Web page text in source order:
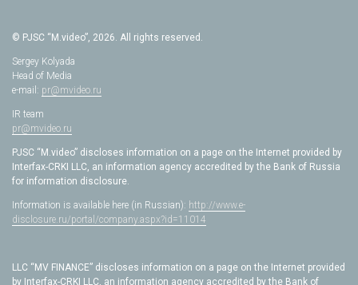
© PJSC “M.video”, 2026. All rights reserved.
Sergey Kolyada
Head of Media
e-mail: pr@mvideo.ru
IR team
pr@mvideo.ru
PJSC “M.video” discloses information on a page on the Internet provided by
Interfax-CRKI LLC, an information agency accredited by the Bank of Russia
for information disclosure.
Information is available here (in Russian): http://www.e-
disclosure.ru/portal/company.aspx?id=11014
LLC “MV FINANCE” discloses information on a page on the Internet provided
by Interfax-CRKI LLC, an information agency accredited by the Bank of